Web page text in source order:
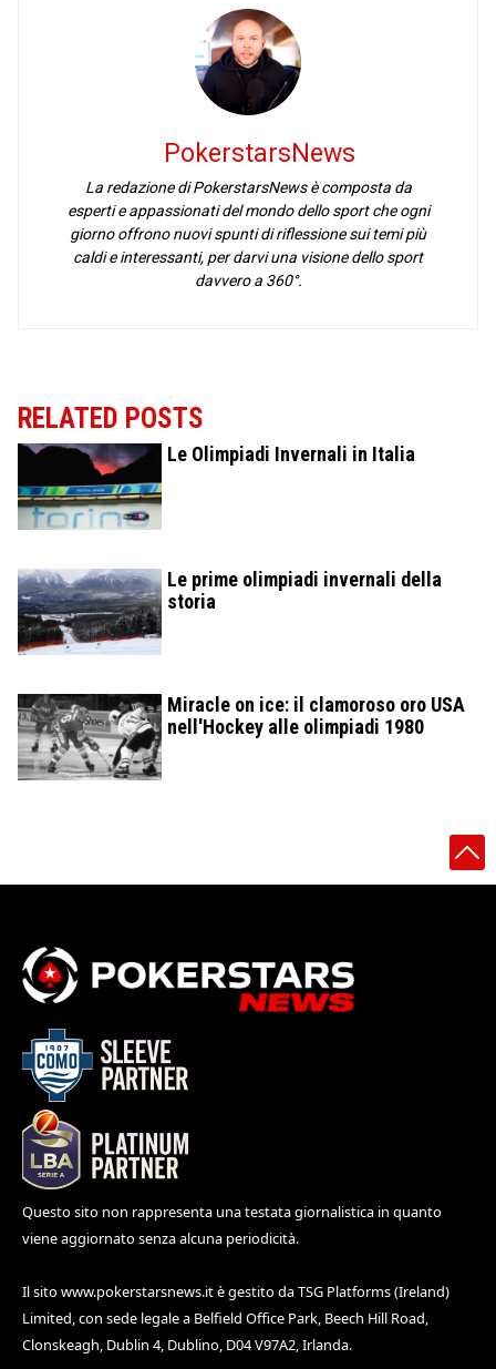
PokerstarsNews
La redazione di PokerstarsNews è composta da
esperti e appassionati del mondo dello sport che ogni
giorno offrono nuovi spunti di riflessione sui temi più
caldi e interessanti, per darvi una visione dello sport
davvero a 360°.
RELATED POSTS
Le Olimpiadi Invernali in Italia
Le prime olimpiadi invernali della
storia
Miracle on ice: il clamoroso oro USA
nell'Hockey alle olimpiadi 1980
Questo sito non rappresenta una testata giornalistica in quanto
viene aggiornato senza alcuna periodicità.
Il sito www.pokerstarsnews.itè gestito da TSG Platforms (Ireland)
Limited, con sede legale a Belfield Office Park, Beech Hill Road,
Clonskeagh, Dublin 4, Dublino, D04 V97A2, Irlanda.